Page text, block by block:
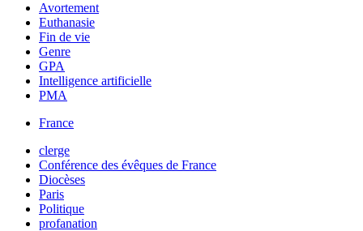
Avortement
Euthanasie
Fin de vie
Genre
GPA
Intelligence artificielle
PMA
France
clerge
Conférence des évêques de France
Diocèses
Paris
Politique
profanation